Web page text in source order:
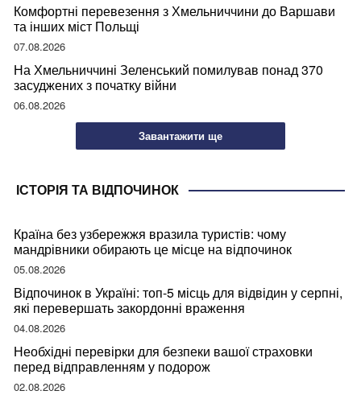
Комфортні перевезення з Хмельниччини до Варшави
та інших міст Польщі
07.08.2026
На Хмельниччині Зеленський помилував понад 370
засуджених з початку війни
06.08.2026
Завантажити ще
ІСТОРІЯ ТА ВІДПОЧИНОК
Країна без узбережжя вразила туристів: чому
мандрівники обирають це місце на відпочинок
05.08.2026
Відпочинок в Україні: топ-5 місць для відвідин у серпні,
які перевершать закордонні враження
04.08.2026
Необхідні перевірки для безпеки вашої страховки
перед відправленням у подорож
02.08.2026